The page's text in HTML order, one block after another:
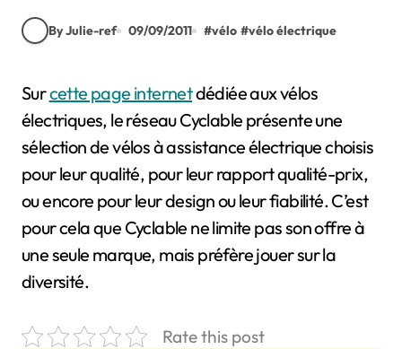
By Julie-ref 09/09/2011 #vélo #vélo électrique
Surcette page internetdédiée aux vélos
électriques, le réseau Cyclable présente une
sélection de vélos à assistance électrique choisis
pour leur qualité, pour leur rapport qualité-prix,
ou encore pour leur design ou leur fiabilité. C’est
pour cela que Cyclable ne limite pas son offre à
une seule marque, mais préfère jouer sur la
diversité.
Rate this post